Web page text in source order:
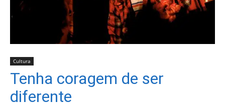
Cultura
Tenha coragem de ser
diferente